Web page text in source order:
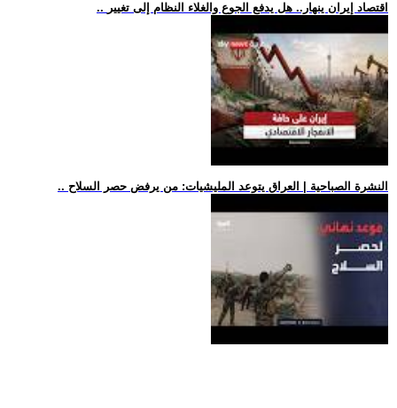
.. اقتصاد إيران ينهار.. هل يدفع الجوع والغلاء النظام إلى تغيير
.. النشرة الصباحية | العراق يتوعد المليشيات: من يرفض حصر السلاح